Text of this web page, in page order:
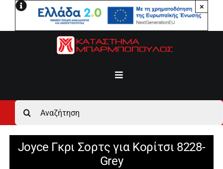
Μετάβαση
×
Toggle
Αρχική
Ανδρικά
Αναζήτηση
για:
Joyce Γκρι Σορτς για Κορίτσι 8228-
Grey